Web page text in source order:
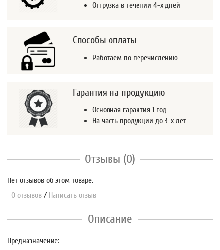
Отгрузка в течении 4-х дней
Способы оплаты
Работаем по перечислению
Гарантия на продукцию
Основная гарантия 1 год
На часть продукции до 3-х лет
Отзывы (0)
Нет отзывов об этом товаре.
0 отзывов / Написать отзыв
Описание
Предназначение: